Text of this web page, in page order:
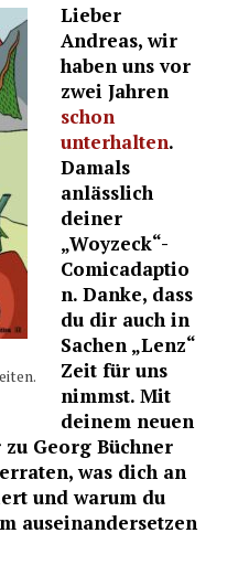
Lieber
Andreas, wir
haben uns vor
zwei Jahren
schon
unterhalten.
Damals
anlässlich
deiner
„Woyzeck“-
Comicadaptio
n. Danke, dass
du dir auch in
Sachen „Lenz“
Zeit für uns
nimmst. Mit
deinem neuen
Georg Büchner
was dich an
und warum du
auseinandersetzen